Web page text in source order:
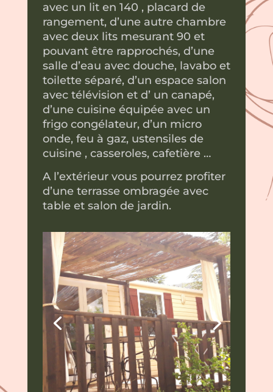
avec un lit en 140 , placard de
rangement, d’une autre chambre
avec deux lits mesurant 90 et
pouvant être rapprochés, d’une
salle d’eau avec douche, lavabo et
toilette séparé, d’un espace salon
avec télévision et d’ un canapé,
d’une cuisine équipée avec un
frigo congélateur, d’un micro
onde, feu à gaz, ustensiles de
cuisine , casseroles, cafetière …
A l’extérieur vous pourrez profiter
d’une terrasse ombragée avec
table et salon de jardin.